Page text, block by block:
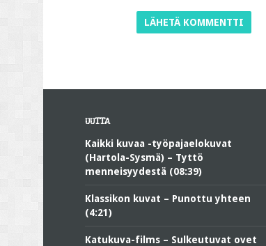
UUTTA
Kaikki kuvaa -työpajaelokuvat
(Hartola-Sysmä) – Tyttö
menneisyydestä (08:39)
Klassikon kuvat – Punottu yhteen
(4:21)
Katukuva-films – Sulkeutuvat ovet